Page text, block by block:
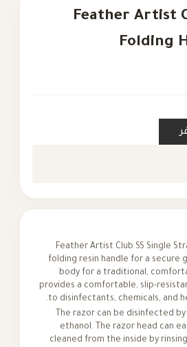
Feather Artist
Folding
Feather Artist Club SS Single
folding resin handle for a secure
body for a traditional,
provides a comfortable, slip-
to disinfectants, chemicals, and
The razor can be disinfected
ethanol. The razor head can
cleaned from the inside by